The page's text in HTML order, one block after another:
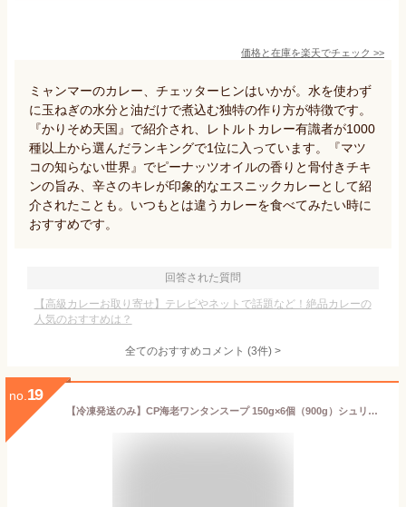
価格と在庫を楽天でチェック >>
ミャンマーのカレー、チェッターヒンはいかが。水を使わず
に玉ねぎの水分と油だけで煮込む独特の作り方が特徴です。
『かりそめ天国』で紹介され、レトルトカレー有識者が1000
種以上から選んだランキングで1位に入っています。『マツ
コの知らない世界』でピーナッツオイルの香りと骨付きチキ
ンの旨み、辛さのキレが印象的なエスニックカレーとして紹
介されたことも。いつもとは違うカレーを食べてみたい時に
おすすめです。
回答された質問
【高級カレーお取り寄せ】テレビやネットで話題など！絶品カレーの
人気のおすすめは？
全てのおすすめコメント (3件) >
no. 19
【冷凍発送のみ】CP海老ワンタンスープ 150g×6個（900g）シュリンプワンタンスープShrinpWontonSoup COSTCO/通販/タイ/食品/業務用【コストコ通販】＃8